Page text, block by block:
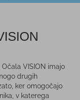
VISION imajo
drugih
ker omogočajo
v katerega